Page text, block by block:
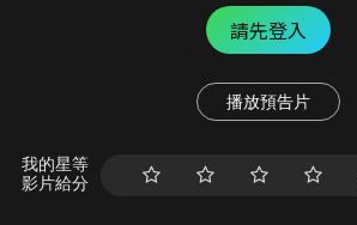
請先登入
播放預告片
我的星等
影片給分